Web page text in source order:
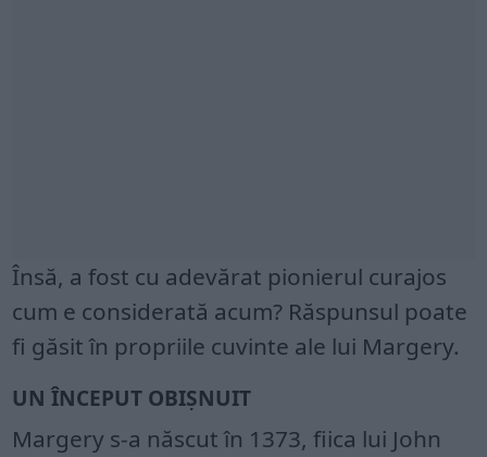
Însă, a fost cu adevărat pionierul curajos
cum e considerată acum? Răspunsul poate
fi găsit în propriile cuvinte ale lui Margery.
UN ÎNCEPUT OBIȘNUIT
Margery s-a născut în 1373, fiica lui John